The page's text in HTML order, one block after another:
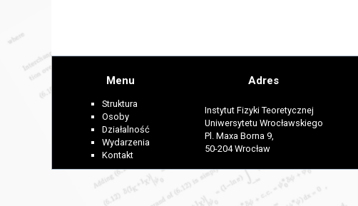
Menu
Struktura
Osoby
Działalność
Wydarzenia
Kontakt
Adres
Instytut Fizyki Teoretycznej
Uniwersytetu Wrocławskiego
Pl. Maxa Borna 9,
50-204 Wrocław